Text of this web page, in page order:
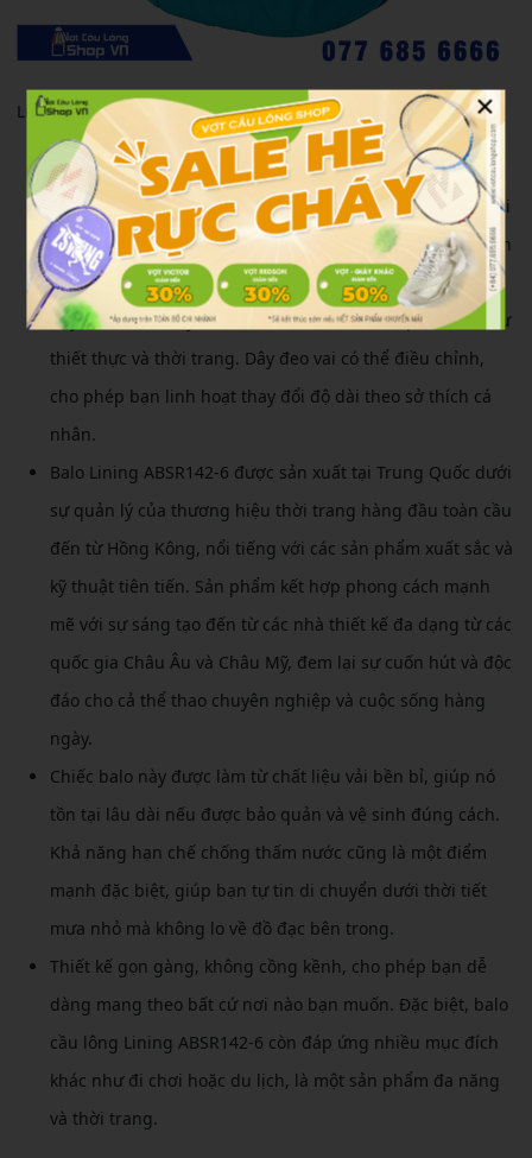
Lining ABSR142-6 Hàng Chính Hãng còn có ưu điểm như sau:
Balo cầu lông ABSR142-6 mang trong mình một thiết kế
đa năng và đơn giản với màu sắc thông thường. Dáng túi
cổ điển được kết hợp với thiết kế in chữ, tạo nên một diện
mạo đơn giản và bình dị. Đặc điểm thú vị của chiếc balo
này là thiết kế dây kéo mở đôi với họa tiết đẹp mắt, tạo sự
thiết thực và thời trang. Dây đeo vai có thể điều chỉnh,
cho phép bạn linh hoạt thay đổi độ dài theo sở thích cá
nhân.
Balo Lining ABSR142-6 được sản xuất tại Trung Quốc dưới
sự quản lý của thương hiệu thời trang hàng đầu toàn cầu
đến từ Hồng Kông, nổi tiếng với các sản phẩm xuất sắc và
kỹ thuật tiên tiến. Sản phẩm kết hợp phong cách mạnh
mẽ với sự sáng tạo đến từ các nhà thiết kế đa dạng từ các
quốc gia Châu Âu và Châu Mỹ, đem lại sự cuốn hút và độc
đáo cho cả thể thao chuyên nghiệp và cuộc sống hàng
ngày.
Chiếc balo này được làm từ chất liệu vải bền bỉ, giúp nó
tồn tại lâu dài nếu được bảo quản và vệ sinh đúng cách.
Khả năng hạn chế chống thấm nước cũng là một điểm
mạnh đặc biệt, giúp bạn tự tin di chuyển dưới thời tiết
mưa nhỏ mà không lo về đồ đạc bên trong.
Thiết kế gọn gàng, không cồng kềnh, cho phép bạn dễ
dàng mang theo bất cứ nơi nào bạn muốn. Đặc biệt, balo
cầu lông Lining ABSR142-6 còn đáp ứng nhiều mục đích
khác như đi chơi hoặc du lịch, là một sản phẩm đa năng
và thời trang.
×